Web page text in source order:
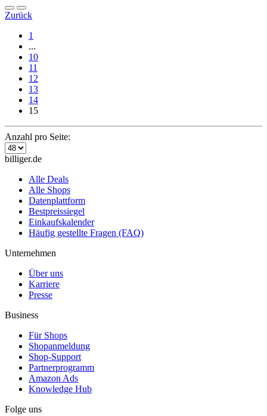
Zurück
1
...
10
11
12
13
14
15
Anzahl pro Seite:
billiger.de
Alle Deals
Alle Shops
Datenplattform
Bestpreissiegel
Einkaufskalender
Häufig gestellte Fragen (FAQ)
Unternehmen
Über uns
Karriere
Presse
Business
Für Shops
Shopanmeldung
Shop-Support
Partnerprogramm
Amazon Ads
Knowledge Hub
Folge uns